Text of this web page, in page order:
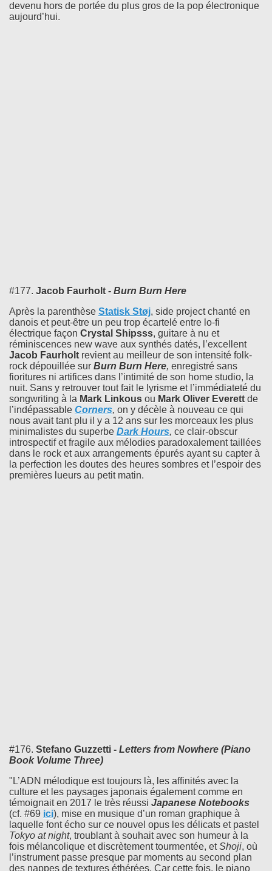
devenu hors de portée du plus gros de la pop électronique
aujourd’hui.
#177. Jacob Faurholt - Burn Burn Here
Après la parenthèse Statisk St​ø​j, side project chanté en
danois et peut-être un peu trop écartelé entre lo-fi
électrique façon Crystal Shipsss, guitare à nu et
réminiscences new wave aux synthés datés, l’excellent
Jacob Faurholt revient au meilleur de son intensité folk-
rock dépouillée sur Burn Burn Here, enregistré sans
fioritures ni artifices dans l’intimité de son home studio, la
nuit. Sans y retrouver tout fait le lyrisme et l’immédiateté du
songwriting à la Mark Linkous ou Mark Oliver Everett de
l’indépassable Corners, on y décèle à nouveau ce qui
nous avait tant plu il y a 12 ans sur les morceaux les plus
minimalistes du superbe Dark Hours, ce clair-obscur
introspectif et fragile aux mélodies paradoxalement taillées
dans le rock et aux arrangements épurés ayant su capter à
la perfection les doutes des heures sombres et l’espoir des
premières lueurs au petit matin.
#176. Stefano Guzzetti - Letters from Nowhere (Piano
Book Volume Three)
"L’ADN mélodique est toujours là, les affinités avec la
culture et les paysages japonais également comme en
témoignait en 2017 le très réussi Japanese Notebooks
(cf. #69 ici), mise en musique d’un roman graphique à
laquelle font écho sur ce nouvel opus les délicats et pastel
Tokyo at night, troublant à souhait avec son humeur à la
fois mélancolique et discrètement tourmentée, etShoji, où
l’instrument passe presque par moments au second plan
des nappes de textures éthérées. Car cette fois, le piano